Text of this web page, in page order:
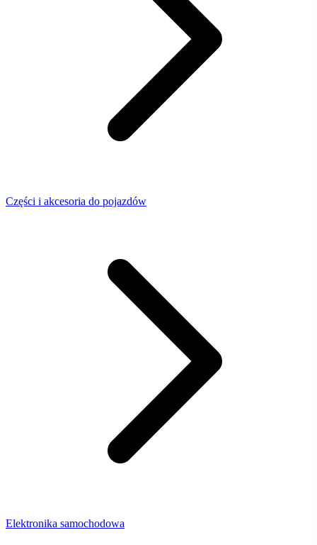
Części i akcesoria do pojazdów
Elektronika samochodowa